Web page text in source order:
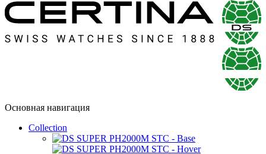
Основная навигация
Collection